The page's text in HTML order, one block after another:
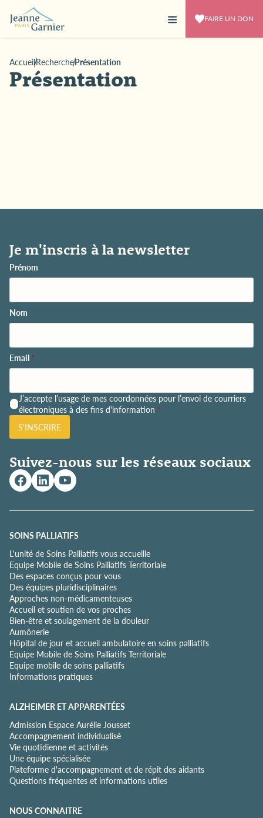
FAIRE UN DON
AccueilRecherchePrésentation
Présentation
Je m'inscris à la newsletter
Prénom
Nom
Email *
P
o
l
t
q
u
e
e
o
f
i
d
e
n
t
i
a
l
i
t
é
J’accepte l’usage de mes coordonnées pour l’envoi de courriers
électroniques à des fins d'information *
S'INSCRIRE
Suivez-nous sur les réseaux sociaux
SOINS PALLIATIFS
L'unité de Soins Palliatifs vous accueille
Equipe Mobile de Soins Palliatifs Territoriale
Des espaces conçus pour vous
Des équipes pluridisciplinaires
Approches non-médicamenteuses
Accueil et soutien de vos proches
Bien-être et soulagement de la douleur
Aumônerie
Hôpital de jour et accueil ambulatoire en soins palliatifs
Equipe Mobile de Soins Palliatifs Territoriale
Equipe mobile de soins palliatifs
Informations pratiques
ALZHEIMER ET APPARENTÉES
Admission Espace Aurélie Jousset
Accompagnement individualisé
Vie quotidienne et activités
Une équipe spécialisée
Plateforme d'accompagnement et de répit des aidants
Questions fréquentes et informations utiles
NOUS CONNAITRE